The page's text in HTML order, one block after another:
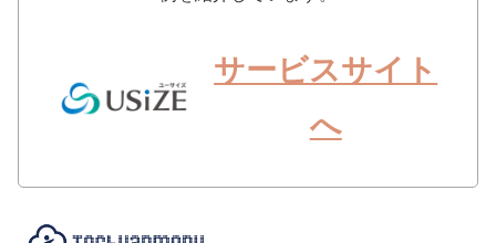
サービスサイト
へ